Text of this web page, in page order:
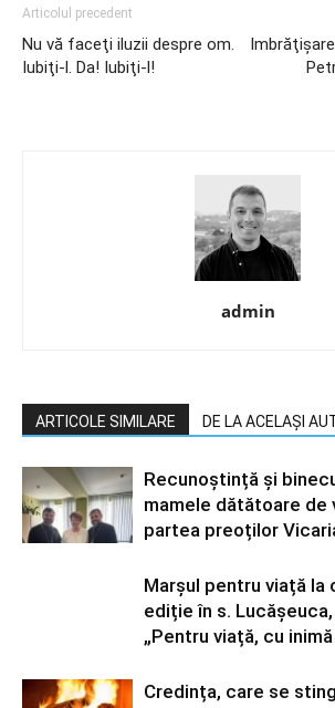
Articolul precedent
Nu vă faceţi iluzii despre om.
Iubiţi-l. Da! Iubiţi-l!
admin
ARTICOLE SIMILARE DE LA ACELAȘI
Recunoștință și
mamele dătătoare de
partea preoților
Marșul pentru viață la
ediție în s.
„Pentru viață, cu
Credința, care se